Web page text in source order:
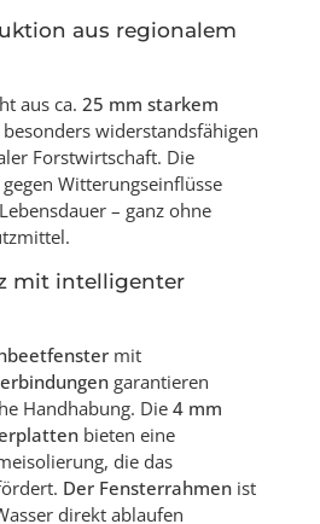
aus regionalem
aus ca. 25 mm starkem
widerstandsfähigen
Forstwirtschaft. Die
Witterungseinflüsse
– ganz ohne
mit intelligenter
mit
garantieren
Handhabung. Die 4 mm
bieten eine
die das
Der Fensterrahmen ist
direkt ablaufen